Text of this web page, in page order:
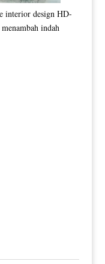
interior design HD-
indah